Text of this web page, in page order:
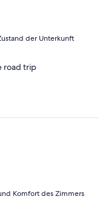
der Unterkunft
road trip
Komfort des Zimmers